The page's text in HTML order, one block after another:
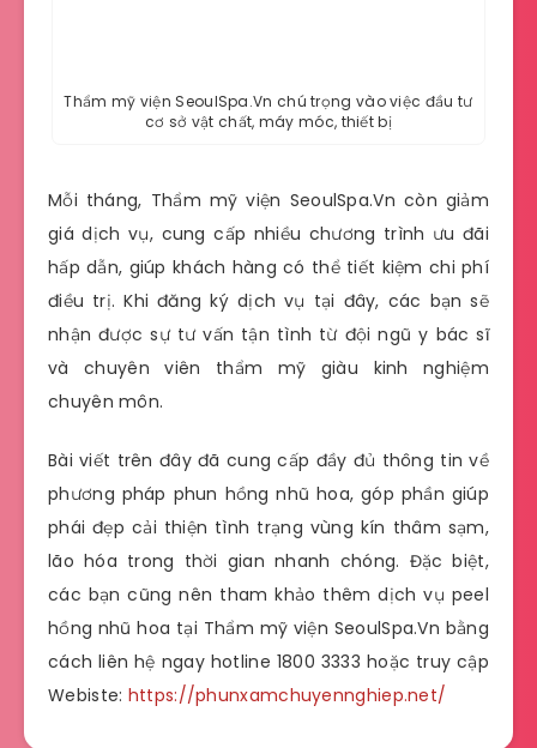
Thẩm mỹ viện SeoulSpa.Vn chú trọng vào việc đầu tư
cơ sở vật chất, máy móc, thiết bị
Mỗi tháng, Thẩm mỹ viện SeoulSpa.Vn còn giảm
giá dịch vụ, cung cấp nhiều chương trình ưu đãi
hấp dẫn, giúp khách hàng có thể tiết kiệm chi phí
điều trị. Khi đăng ký dịch vụ tại đây, các bạn sẽ
nhận được sự tư vấn tận tình từ đội ngũ y bác sĩ
và chuyên viên thẩm mỹ giàu kinh nghiệm
chuyên môn.
Bài viết trên đây đã cung cấp đầy đủ thông tin về
phương pháp phun hồng nhũ hoa, góp phần giúp
phái đẹp cải thiện tình trạng vùng kín thâm sạm,
lão hóa trong thời gian nhanh chóng. Đặc biệt,
các bạn cũng nên tham khảo thêm dịch vụ peel
hồng nhũ hoa tại Thẩm mỹ viện SeoulSpa.Vn bằng
cách liên hệ ngay hotline 1800 3333 hoặc truy cập
Webiste: https://phunxamchuyennghiep.net/